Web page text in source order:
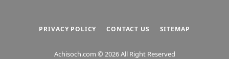
PRIVACY POLICY CONTACT US SITEMAP
Achisoch.com © 2026 All Right Reserved